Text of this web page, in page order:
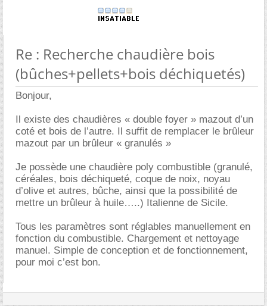
Re : Recherche chaudière bois
(bûches+pellets+bois déchiquetés)
Bonjour,
Il existe des chaudières « double foyer » mazout d’un
coté et bois de l’autre. Il suffit de remplacer le brûleur
mazout par un brûleur « granulés »
Je possède une chaudière poly combustible (granulé,
céréales, bois déchiqueté, coque de noix, noyau
d’olive et autres, bûche, ainsi que la possibilité de
mettre un brûleur à huile…..) Italienne de Sicile.
Tous les paramètres sont réglables manuellement en
fonction du combustible. Chargement et nettoyage
manuel. Simple de conception et de fonctionnement,
pour moi c’est bon.